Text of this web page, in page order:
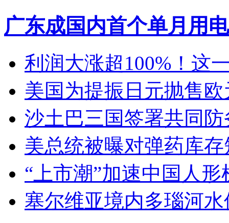
广东成国内首个单月用
利润大涨超100%！这
美国为提振日元抛售
沙土巴三国签署共同
美总统被曝对弹药库
“上市潮”加速中国人
塞尔维亚境内多瑙河